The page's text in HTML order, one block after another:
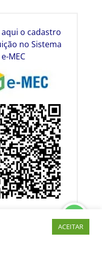
o cadastro
no Sistema
e-MEC
ACEITAR